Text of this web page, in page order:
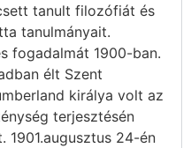
tanult filozófiát és
tanulmányait.
fogadalmát 1900-ban.
élt Szent
királya volt az
terjesztésén
1901.augusztus 24-én